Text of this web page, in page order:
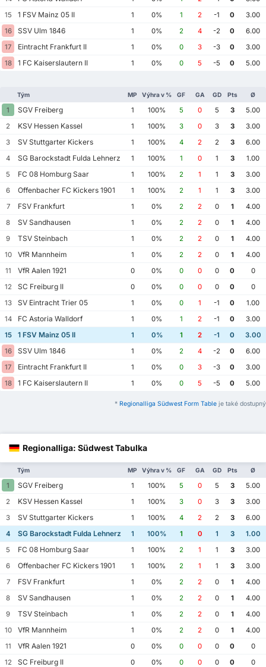
15
1 FSV Mainz 05 II 1 0% 1 2 -1 0
3.00
16
SSV Ulm 1846 1 0% 2 4 -2 0
6.00
17
Eintracht Frankfurt II 1 0% 0 3 -3 0
3.00
18
1 FC Kaiserslautern II 1 0% 0 5 -5 0 5.00
Tým MP Výhra v % GF GA GD Pts Ø
1 SGV Freiberg 1 100% 5 0 5 3
5.00
2
KSV Hessen Kassel 1 100% 3 0 3 3
3.00
3
SV Stuttgarter Kickers 1 100% 4 2 2 3
6.00
4
SG Barockstadt Fulda Lehnerz 1 100% 1 0 1 3
1.00
5
FC 08 Homburg Saar 1 100% 2 1 1 3
3.00
6
Offenbacher FC Kickers 1901 1 100% 2 1 1 3
3.00
7
FSV Frankfurt 1 0% 2 2 0 1
4.00
8
SV Sandhausen 1 0% 2 2 0 1
4.00
9
TSV Steinbach 1 0% 2 2 0 1
4.00
10
VfR Mannheim 1 0% 2 2 0 1
4.00
11
VfR Aalen 1921 0 0% 0 0 0 0
0
12
SC Freiburg II 0 0% 0 0 0 0
0
13
SV Eintracht Trier 05 1 0% 0 1 -1 0
1.00
14
FC Astoria Walldorf 1 0% 1 2 -1 0
3.00
15
1 FSV Mainz 05 II 1 0% 1 2 -1 0
3.00
16
SSV Ulm 1846 1 0% 2 4 -2 0
6.00
17
Eintracht Frankfurt II 1 0% 0 3 -3 0
3.00
18
1 FC Kaiserslautern II 1 0% 0 5 -5 0 5.00
* Regionalliga Südwest Form Table je také dostupný
Regionalliga: Südwest Tabulka
Tým MP Výhra v % GF GA GD Pts Ø
1 SGV Freiberg 1 100% 5 0 5 3
5.00
2
KSV Hessen Kassel 1 100% 3 0 3 3
3.00
3
SV Stuttgarter Kickers 1 100% 4 2 2 3
6.00
4
SG Barockstadt Fulda Lehnerz 1 100% 1 0 1 3
1.00
5
FC 08 Homburg Saar 1 100% 2 1 1 3
3.00
6
Offenbacher FC Kickers 1901 1 100% 2 1 1 3
3.00
7
FSV Frankfurt 1 0% 2 2 0 1
4.00
8
SV Sandhausen 1 0% 2 2 0 1
4.00
9
TSV Steinbach 1 0% 2 2 0 1
4.00
10
VfR Mannheim 1 0% 2 2 0 1
4.00
11
VfR Aalen 1921 0 0% 0 0 0 0
0
12
SC Freiburg II 0 0% 0 0 0 0
0